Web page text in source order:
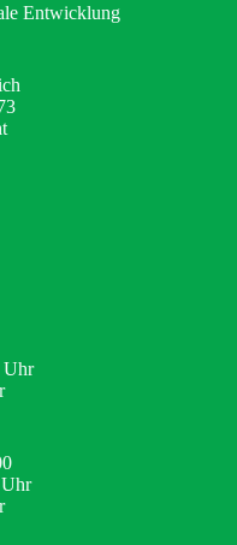
Entwicklung
Uhr